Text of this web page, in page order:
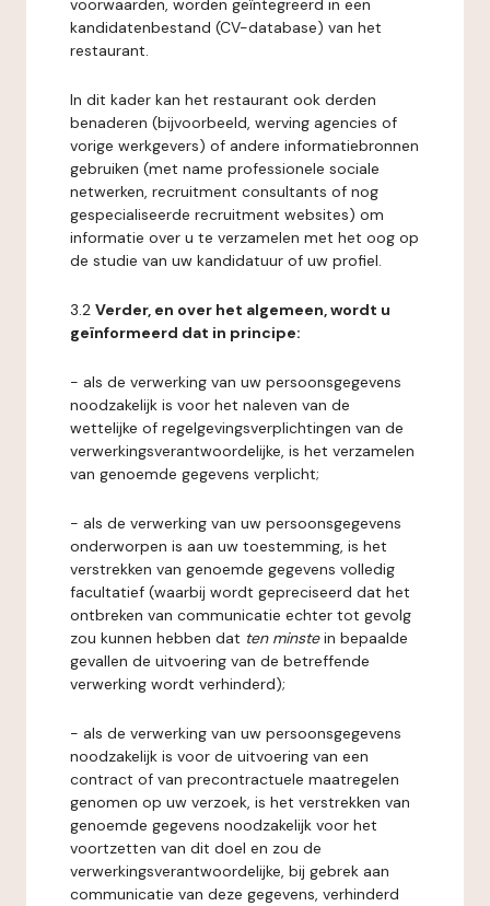
voorwaarden, worden geïntegreerd in een
kandidatenbestand (CV-database) van het
restaurant.
In dit kader kan het restaurant ook derden
benaderen (bijvoorbeeld, werving agencies of
vorige werkgevers) of andere informatiebronnen
gebruiken (met name professionele sociale
netwerken, recruitment consultants of nog
gespecialiseerde recruitment websites) om
informatie over u te verzamelen met het oog op
de studie van uw kandidatuur of uw profiel.
3.2 Verder, en over het algemeen, wordt u
geïnformeerd dat in principe:
- als de verwerking van uw persoonsgegevens
noodzakelijk is voor het naleven van de
wettelijke of regelgevingsverplichtingen van de
verwerkingsverantwoordelijke, is het verzamelen
van genoemde gegevens verplicht;
- als de verwerking van uw persoonsgegevens
onderworpen is aan uw toestemming, is het
verstrekken van genoemde gegevens volledig
facultatief (waarbij wordt gepreciseerd dat het
ontbreken van communicatie echter tot gevolg
zou kunnen hebben dat ten minstein bepaalde
gevallen de uitvoering van de betreffende
verwerking wordt verhinderd);
- als de verwerking van uw persoonsgegevens
noodzakelijk is voor de uitvoering van een
contract of van precontractuele maatregelen
genomen op uw verzoek, is het verstrekken van
genoemde gegevens noodzakelijk voor het
voortzetten van dit doel en zou de
verwerkingsverantwoordelijke, bij gebrek aan
communicatie van deze gegevens, verhinderd